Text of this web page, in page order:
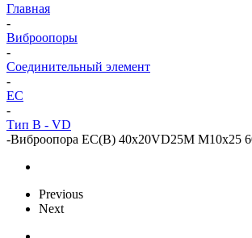
Главная
-
Виброопоры
-
Cоединительный элемент
-
EC
-
Тип B - VD
-Виброопора EC(B) 40x20VD25M M10x25
Previous
Next